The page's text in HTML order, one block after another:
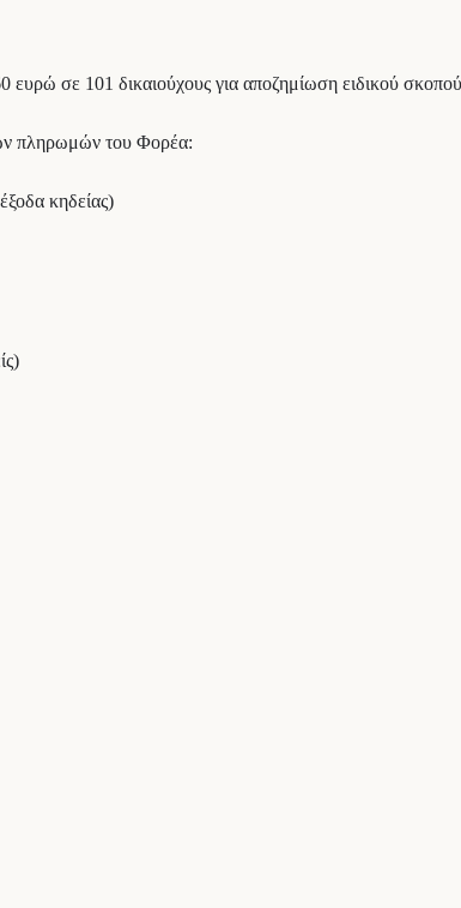
σε 101 δικαιούχους για αποζημίωση ειδικού σκοπού
πληρωμών του Φορέα:
κηδείας)